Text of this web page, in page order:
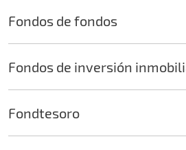
Fondos de fondos
Fondos de inversión
Fondtesoro